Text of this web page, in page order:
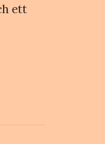
ett